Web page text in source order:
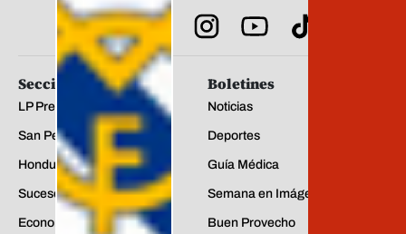
Secciones
LP Premium
San Pedro Sula
Honduras
Sucesos
Economía
Boletines
Noticias
Deportes
Guía Médica
Semana en Imágenes
Buen Provecho